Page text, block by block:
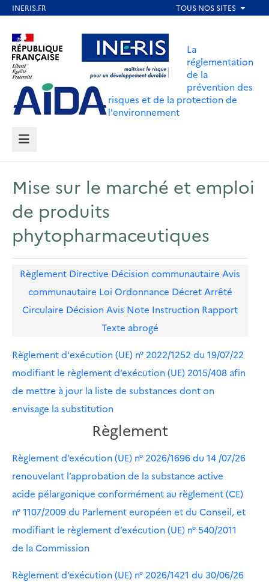
contenu
principal
Aller au contenu Aller au menu
Aller au pied de page
La
réglementation
de la
prévention des
risques et de la protection de
l'environnement
MENU
Mise sur le marché et emploi
de produits
phytopharmaceutiques
Règlement Directive Décision communautaire Avis
communautaire Loi Ordonnance Décret Arrêté
Circulaire Décision Avis Note Instruction Rapport
Texte abrogé
Règlement d'exécution (UE) n° 2022/1252 du 19/07/22
modifiant le règlement d’exécution (UE) 2015/408 afin
de mettre à jour la liste de substances dont on
envisage la substitution
Règlement
Règlement d’exécution (UE) n° 2026/1696 du 14 /07/26
renouvelant l’approbation de la substance active
acide pélargonique conformément au règlement (CE)
n° 1107/2009 du Parlement européen et du Conseil, et
modifiant le règlement d’exécution (UE) n° 540/2011
de la Commission
Règlement d’exécution (UE) n° 2026/1421 du 30/06/26